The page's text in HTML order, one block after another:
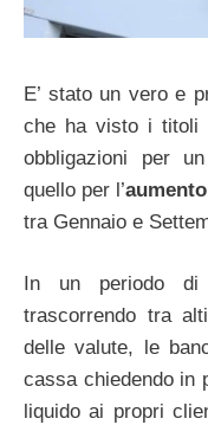
E’ stato un vero e
che ha visto i titoli
obbligazioni per
quello per l’
tra Gennaio e
In un periodo di
trascorrendo tra
delle valute, le
cassa chiedendo in
liquido ai propri